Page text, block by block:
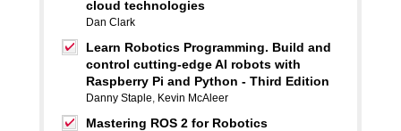
cloud technologies
Dan Clark
Learn Robotics Programming. Build and
control cutting-edge AI robots with
Raspberry Pi and Python - Third Edition
Danny Staple, Kevin McAleer
Mastering ROS 2 for Robotics